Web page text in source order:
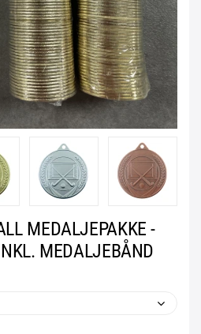
MEDALJEPAKKE -
MEDALJEBÅND